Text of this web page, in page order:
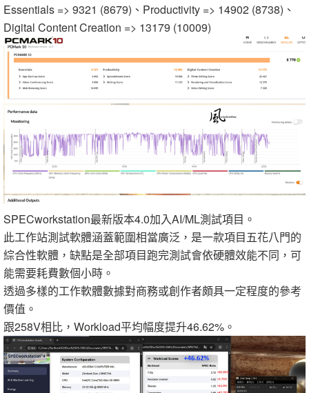
Essentials => 9321 (8679)、Productivity => 14902 (8738)、
Digital Content Creation => 13179 (10009)
SPECworkstation最新版本4.0加入AI/ML測試項目。
此工作站測試軟體涵蓋範圍相當廣泛，是一款項目五花八門的
綜合性軟體，缺點是全部項目跑完測試會依硬體效能不同，可
能需要耗費數個小時。
透過多樣的工作軟體數據對商務或創作者頗具一定程度的參考
價值。
跟258V相比，Workload平均幅度提升46.62%。